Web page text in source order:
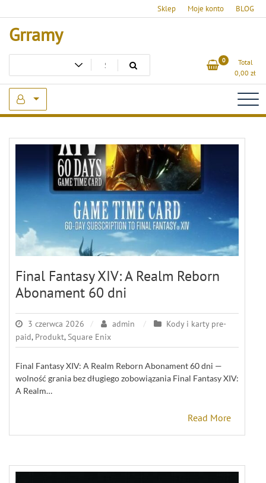
to
content
Sklep Moje konto BLOG
Grramy
0
Total
0,00 zł
Final Fantasy XIV: A Realm Reborn
Abonament 60 dni
3 czerwca 2026 admin
Kody i karty pre-
paid, Produkt, Square Enix
Final Fantasy XIV: A Realm Reborn Abonament 60 dni —
wolność grania bez długiego zobowiązania Final Fantasy XIV:
A Realm…
Read More